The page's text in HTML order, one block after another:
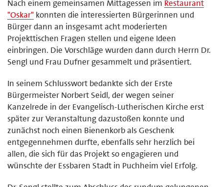
Nach einem gemeinsamen Mittagessen im Restaurant
"Oskar" konnten die interessierten Bürgerinnen und
Bürger dann an insgesamt acht moderierten
Projekttischen Fragen stellen und eigene Ideen
einbringen. Die Vorschläge wurden dann durch Herrn Dr.
Sengl und Frau Dufner gesammelt und präsentiert.
In seinem Schlusswort bedankte sich der Erste
Bürgermeister Norbert Seidl, der wegen seiner
Kanzelrede in der Evangelisch-Lutherischen Kirche erst
später zur Veranstaltung dazustoßen konnte und
zunächst noch einen Bienenkorb als Geschenk
entgegennehmen durfte, ebenfalls sehr herzlich bei
allen, die sich für das Projekt so engagieren und
wünschte der Essbaren Stadt in Puchheim viel Erfolg.